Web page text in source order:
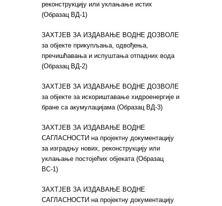
реконструкцију или уклањање истих
(Образац ВД-1)
ЗАХТЈЕВ ЗА ИЗДАВАЊЕ ВОДНЕ ДОЗВОЛЕ
за објекте прикупљања, одвођења,
пречишћавања и испуштања отпадних вода
(Образац ВД-2)
ЗАХТЈЕВ ЗА ИЗДАВАЊЕ ВОДНЕ ДОЗВОЛЕ
за објекте за искориштавање хидроенергије и
бранe са акумулацијама (Образац ВД-3)
ЗАХТЈЕВ ЗА ИЗДАВАЊЕ ВОДНЕ
САГЛАСНОСТИ на пројектну документацију
за изградњу нових, реконструкцију или
уклањање постојећих објеката (Образац
ВС-1)
ЗАХТЈЕВ ЗА ИЗДАВАЊЕ ВОДНЕ
САГЛАСНОСТИ на пројектну документацију